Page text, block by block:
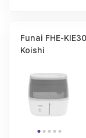
Funai FHE-
Koishi